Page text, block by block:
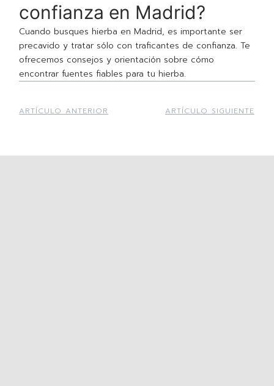
confianza en Madrid?
Cuando busques hierba en Madrid, es importante ser
precavido y tratar sólo con traficantes de confianza. Te
ofrecemos consejos y orientación sobre cómo
encontrar fuentes fiables para tu hierba.
ARTÍCULO ANTERIOR ARTÍCULO SIGUIENTE